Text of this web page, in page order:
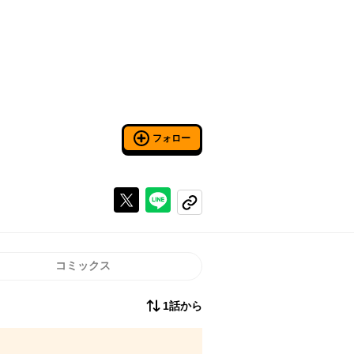
フォロー
Xで投稿するラインでシェアする
コピーする
コミックス
1話から